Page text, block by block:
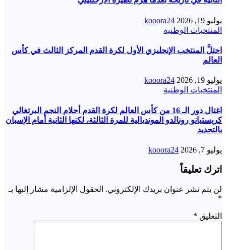
يوليو 19, 2026
kooora24
المنتخبات الوطنية
احتلَّ المنتخب الإنجليزي الأول لكرة القدم المركز الثالث في كأس
العالم
يوليو 19, 2026
kooora24
المنتخبات الوطنية
اغتال دور الـ 16 من كأس العالم لكرة القدم أحلام النجم البرتغالي
كريستيانو رونالدو المونديالية للمرة الثالثة، لكنها الثانية أمام الإسبان
بالتحديد
يوليو 7, 2026 kooora24
اترك تعليقاً
لن يتم نشر عنوان بريدك الإلكتروني. الحقول الإلزامية مشار إليها بـ
*
التعليق *